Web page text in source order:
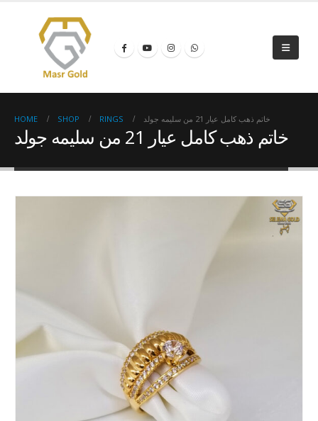
HOME SHOP RINGS خاتم ذهب كامل عيار 21 من سليمه جولد
خاتم ذهب كامل عيار 21 من سليمه جولد